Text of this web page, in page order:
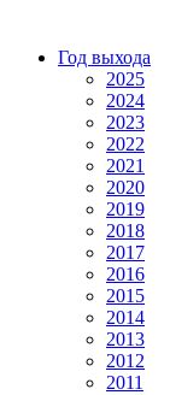
Год выхода
2025
2024
2023
2022
2021
2020
2019
2018
2017
2016
2015
2014
2013
2012
2011